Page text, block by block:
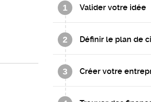
1 Valider votre idée
2 Définir le plan de
3 Créer votre